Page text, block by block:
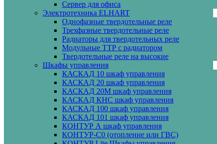
Сервер для офиса
Электротехника ELHART
Однофазные твердотельные реле
Трехфазные твердотельные реле
Радиаторы для твердотельных реле
Модульные ТТР с радиатором
Твердотельные реле на высокие
Шкафы управления
КАСКАД 10 шкаф управления
КАСКАД 20 шкаф управления
КАСКАД 20М шкаф управления
КАСКАД КНС шкаф управления
КАСКАД 100 шкаф управления
КАСКАД 101 шкаф управления
КОНТУР А шкаф управления
КОНТУР-С0 (отопление или ГВС)